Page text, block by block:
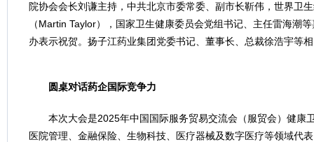
院协会会长刘谦主持，中共北京市委常委、副市长靳伟，世界卫
（Martin Taylor），国家卫生健康委员会党组书记、主任雷海潮
办表示祝贺。扬子江药业集团党委书记、董事长、总裁徐浩宇等
圆桌对话药企国际竞争力
本次大会是2025年中国国际服务贸易交流会（服贸会）健康
医院管理、金融保险、生物科技、医疗器械及数字医疗等领域代